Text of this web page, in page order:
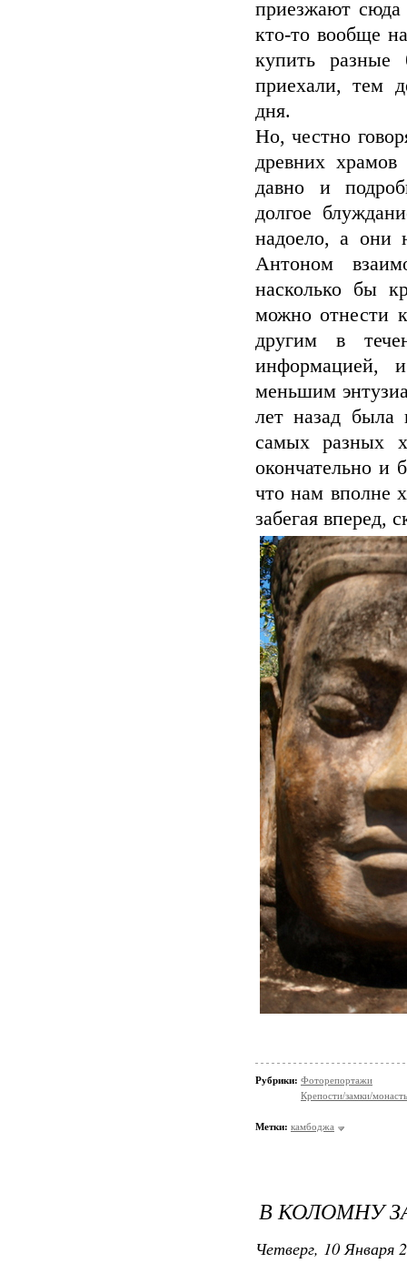
приезжают сюда
кто-то вообще
купить
приехали, тем
дня.
Но, честно
древних
давно и
долгое
надоело, а они
Антоном
насколько бы
можно отнести
другим в
информацией,
меньшим
лет назад была
самых разных
окончательно и
что нам вполне
забегая вперед,
Рубрики: Фоторепортажи
Крепости/замки/
Метки: камбоджа
В КОЛОМНУ
Четверг, 10 Января